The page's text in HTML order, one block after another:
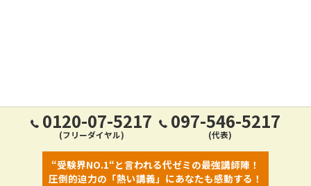
0120-07-5217
(フリーダイヤル)
097-546-5217
(代表)
“受験界NO.1“と言われる代ゼミの最強講師陣！
圧倒的迫力の「熱い講義」にあなたも感動する！